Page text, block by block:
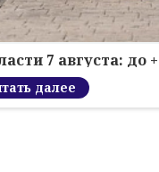
7 августа: до
далее